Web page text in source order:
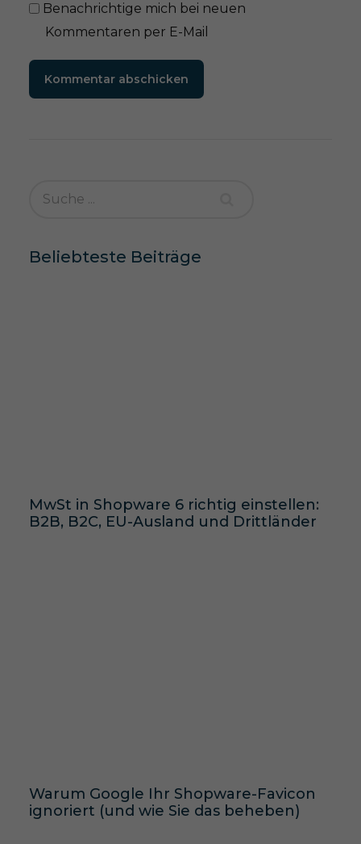
Benachrichtige mich bei neuen
Kommentaren per E-Mail
Kommentar abschicken
Beliebteste Beiträge
MwSt in Shopware 6 richtig einstellen:
B2B, B2C, EU-Ausland und Drittländer
Warum Google Ihr Shopware-Favicon
ignoriert (und wie Sie das beheben)